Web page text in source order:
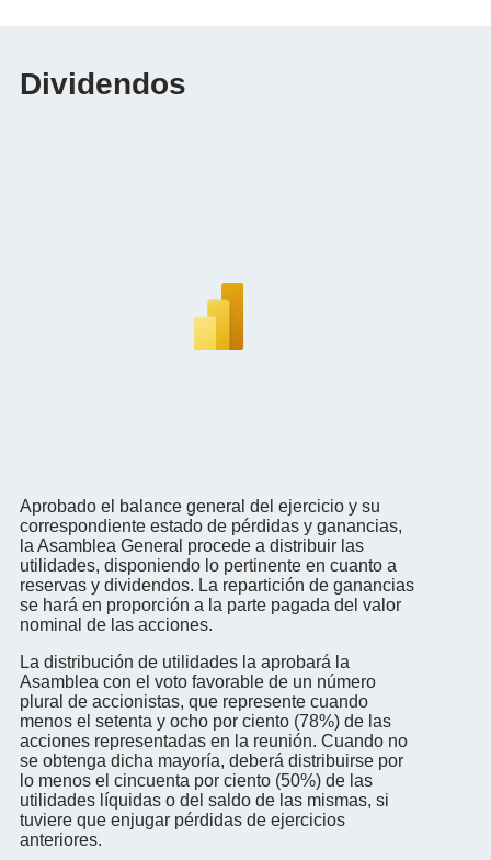
Dividendos
Aprobado el balance general del ejercicio y su
correspondiente estado de pérdidas y ganancias,
la Asamblea General procede a distribuir las
utilidades, disponiendo lo pertinente en cuanto a
reservas y dividendos. La repartición de ganancias
se hará en proporción a la parte pagada del valor
nominal de las acciones.
La distribución de utilidades la aprobará la
Asamblea con el voto favorable de un número
plural de accionistas, que represente cuando
menos el setenta y ocho por ciento (78%) de las
acciones representadas en la reunión. Cuando no
se obtenga dicha mayoría, deberá distribuirse por
lo menos el cincuenta por ciento (50%) de las
utilidades líquidas o del saldo de las mismas, si
tuviere que enjugar pérdidas de ejercicios
anteriores.